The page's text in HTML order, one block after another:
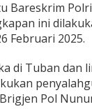
Bareskrim
ini
Februari 2025.
di Tuban dan
Pol